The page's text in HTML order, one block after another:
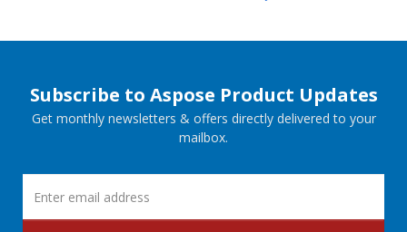
Subscribe to Aspose Product Updates
Get monthly newsletters & offers directly delivered to your
mailbox.